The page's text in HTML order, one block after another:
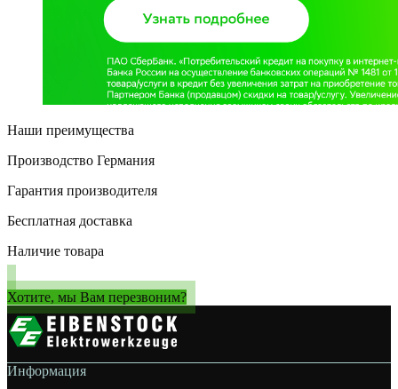
Наши преимущества
Производство Германия
Гарантия производителя
Бесплатная доставка
Наличие товара
Хотите, мы Вам перезвоним?
Информация